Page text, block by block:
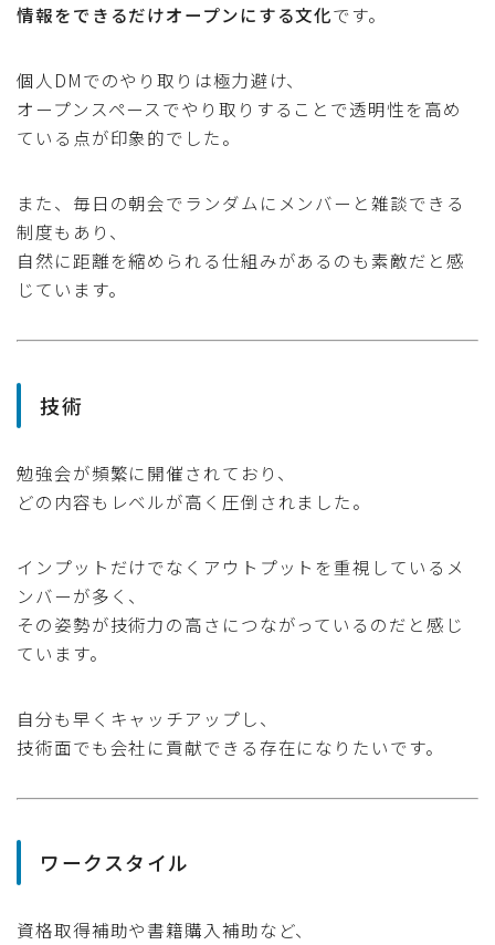
情報をできるだけオープンにする文化です。
個人DMでのやり取りは極力避け、
オープンスペースでやり取りすることで透明性を高め
ている点が印象的でした。
また、毎日の朝会でランダムにメンバーと雑談できる
制度もあり、
自然に距離を縮められる仕組みがあるのも素敵だと感
じています。
技術
勉強会が頻繁に開催されており、
どの内容もレベルが高く圧倒されました。
インプットだけでなくアウトプットを重視しているメ
ンバーが多く、
その姿勢が技術力の高さにつながっているのだと感じ
ています。
自分も早くキャッチアップし、
技術面でも会社に貢献できる存在になりたいです。
ワークスタイル
資格取得補助や書籍購入補助など、